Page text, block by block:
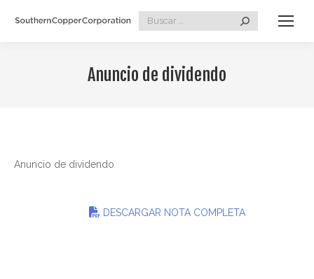
Search:
Anuncio de dividendo
Anuncio de dividendo
DESCARGAR NOTA COMPLETA